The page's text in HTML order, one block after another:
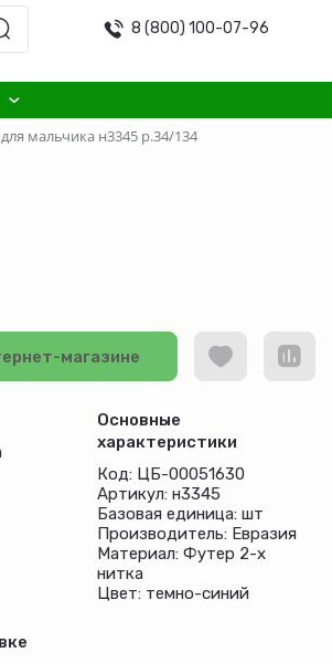
8 (800) 100-07-96
мальчика н3345 р.34/134
магазине
Основные
характеристики
Код: ЦБ-00051630
Артикул: н3345
Базовая единица: шт
Производитель: Евразия
Материал: Футер 2-х
нитка
Цвет: темно-синий